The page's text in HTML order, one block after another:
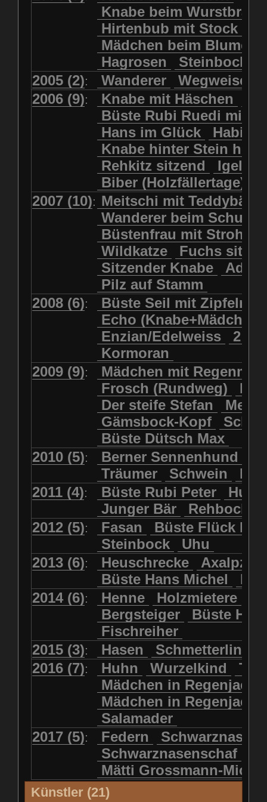
Mädchen beim Blumenpflücken
Mädchen in Regenjacke
Mädchen in Regenjacke und
Mädchen mit Regenmolch
Mädchen mit Schmetterling
Mätti Grossmann-Michel
Meitschi (Rundweg)
Meitschi mit Teddybär
Pilzfraueli Risetenmandli
Sitzender Knabe Tengeler
Wanderer
Wanderer beim Schuhbinden
Wegweiser Wilde Hilde
Wildhüter Wurzelkind
Luchs schreitend
Luchs sitzend Murmeltier
Murmeltiere Rehbockkopf
Rehkitz Rehkitz sitzend
Salamader Schmetterling
Schmetterlinge Schnecke
Schwarznasenschaf
Schwarznasenschaf mit Kalb
Steinbock
Steinbock Steinmarder
Uhu Uhu mit Jungen
Waschbär Wildkatze
Wolf Ziegenkopf
Knabe beim
Hirtenbub mit Stock
Mädchen beim
Hagrosen
Steinbock
2005 (2): Wanderer
Wegweiser
2006 (9): Knabe mit Häschen
Büste Rubi Ruedi mit
Hans im Glück
Knabe hinter Stein
Rehkitz sitzend
Igel
Biber (Holzfällertage)
2007 (10): Meitschi mit Teddybär
Wanderer beim
Büstenfrau mit Strohut
Wildkatze
Fuchs
Sitzender Knabe
Adler
Pilz auf Stamm
2008 (6):
Büste Seil mit
Echo
Enzian/Edelweiss
2
Kormoran
2009 (9):
Mädchen mit
Frosch (Rundweg)
Der steife Stefan
Gämsbock-Kopf
Büste Dütsch Max
2010 (5): Berner Sennenhund
Träumer
Schwein
2011 (4): Büste Rubi Peter
Junger Bär
2012 (5): Fasan
Büste Flück
Steinbock
Uhu
2013 (6): Heuschrecke
Büste Hans Michel
2014 (6): Henne Holzmietere
Bergsteiger
Büste HP
Fischreiher
2015 (3): Hasen Schmetterlinge
2016 (7): Huhn Wurzelkind
Mädchen in
Mädchen in Regenjacke
Salamader
2017 (5): Federn
Schwarznasenschaf
Mätti Grossmann-
Künstler (21)